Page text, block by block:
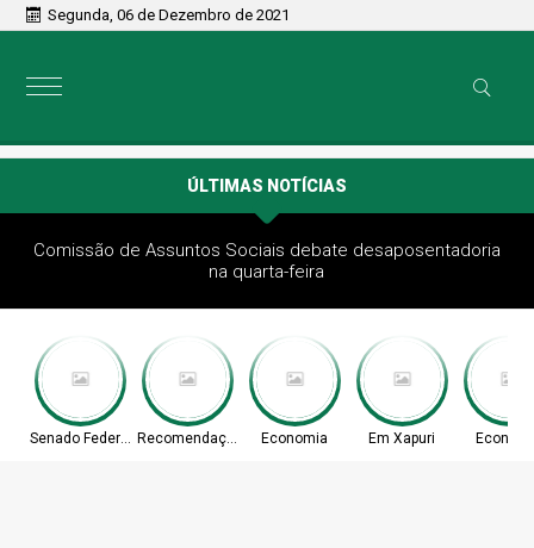
Segunda, 06 de Dezembro de 2021
ÚLTIMAS NOTÍCIAS
Comissão de Assuntos Sociais debate desaposentadoria
na quarta-feira
Senado Federal Recomendação Economia Em Xapuri